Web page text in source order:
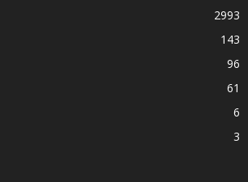
2993
143
96
61
6
3